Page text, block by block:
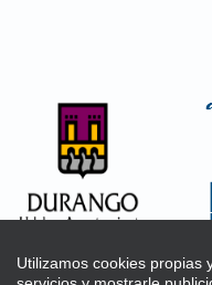
Utilizamos cookies propias